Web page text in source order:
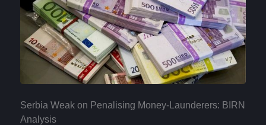
Serbia Weak on Penalising Money-Launderers: BIRN
Analysis